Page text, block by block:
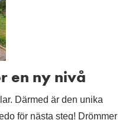
en ny nivå
Därmed är den unika
för nästa steg! Drömmer